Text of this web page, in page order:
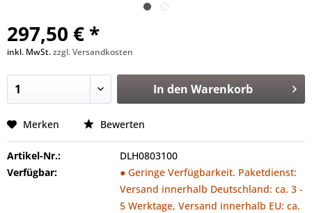
297,50 € *
inkl. MwSt.zzgl. Versandkosten
In den Warenkorb
Merken Bewerten
Artikel-Nr.:
DLH0803100
Verfügbar:
● Geringe Verfügbarkeit. Paketdienst:
Versand innerhalb Deutschland: ca. 3 -
5 Werktage, Versand innerhalb EU: ca.